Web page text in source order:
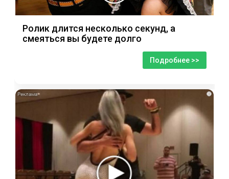
Ролик длится несколько секунд, а
смеяться вы будете долго
Подробнее >>
i